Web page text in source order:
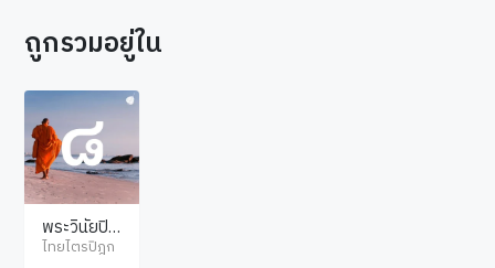
ถูกรวมอยู่ใน
พระวินัยปิฎ
ก ปริวาร
ไทยไตรปิฎก